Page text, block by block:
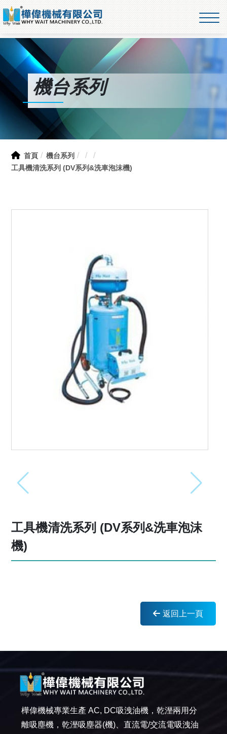
機台系列
首頁
機台系列
工具機清洗系列 (DV系列&洗車泡沫機)
工具機清洗系列 (DV系列&洗車泡沫
機)
返回上一頁
樺偉機械專業生產 AC, DC吸洩油機，乾溼兩用分
離吸塵機，乾溼吸塵器(機)、直流電/交流電吸洩油